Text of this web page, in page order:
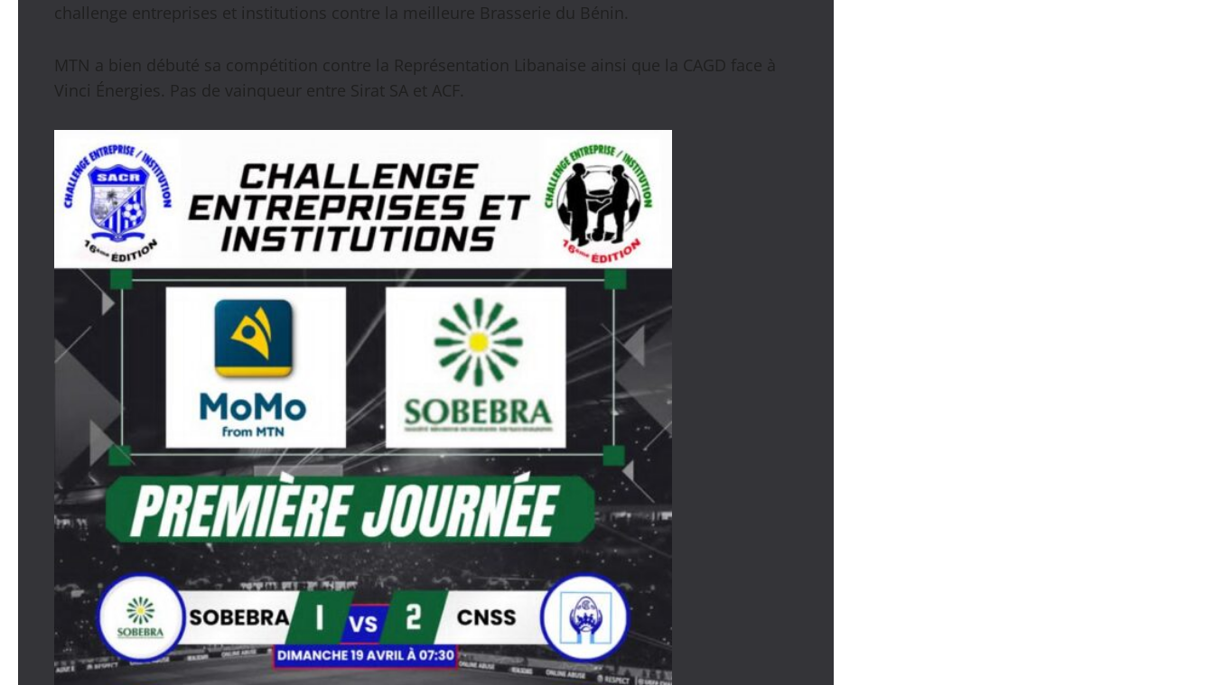
challenge entreprises et institutions contre la meilleure Brasserie du Bénin.
MTN a bien débuté sa compétition contre la Représentation Libanaise ainsi que la CAGD face à
Vinci Énergies. Pas de vainqueur entre Sirat SA et ACF.